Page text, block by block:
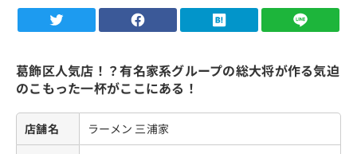
葛飾区人気店！？有名家系グループの総大将が作る気迫
のこもった一杯がここにある！
店舗名 ラーメン 三浦家